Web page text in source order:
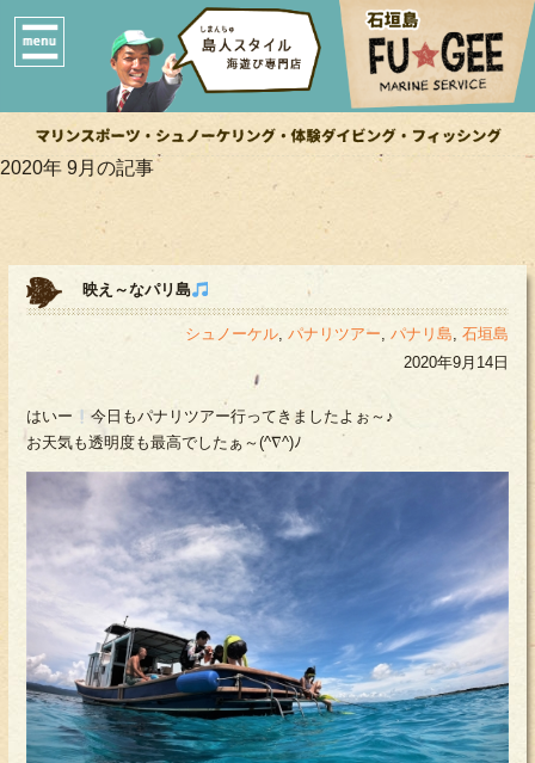
2020年 9月の記事
映え～なパリ島
シュノーケル, パナリツアー, パナリ島, 石垣島
2020年9月14日
はいー
今日もパナリツアー行ってきましたよぉ～♪
お天気も透明度も最高でしたぁ～(^∇^)ﾉ